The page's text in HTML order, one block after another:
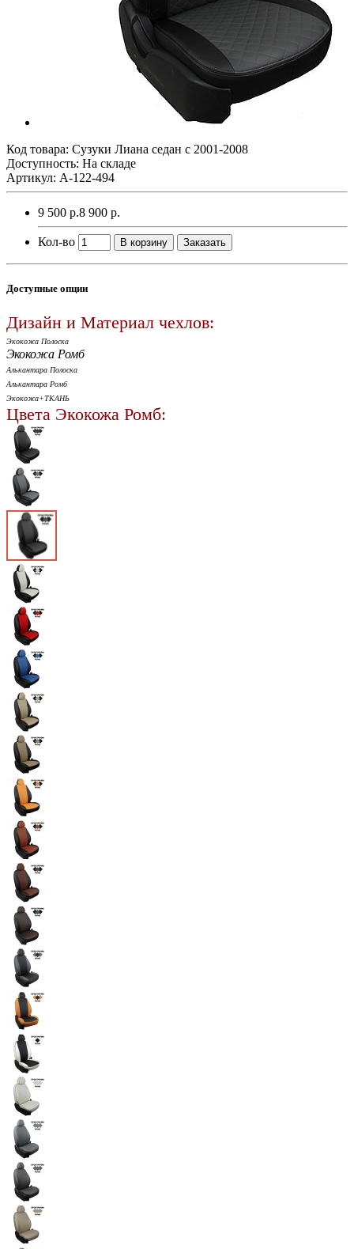
Код товара: Сузуки Лиана седан с 2001-2008
Доступность: На складе
Артикул: A-122-494
9 500 р.8 900 р.
Кол-во В корзину Заказать
Доступные опции
Дизайн и Материал чехлов:
Экокожа Полоска
Экокожа Ромб
Алькантара Полоска
Алькантара Ромб
Экокожа+ТКАНЬ
Цвета Экокожа Ромб: